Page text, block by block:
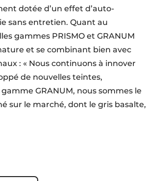
dotée d’un effet d’auto-
sans entretien. Quant au
gammes PRISMO et GRANUM
et se combinant bien avec
: « Nous continuons à innover
de nouvelles teintes,
GRANUM, nous sommes le
sur le marché, dont le gris basalte,